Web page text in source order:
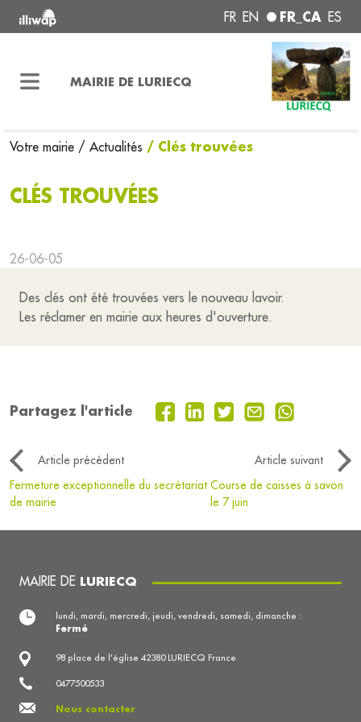
FR EN FR_CA ES
MAIRIE DE LURIECQ
Votre mairie / Actualités / Clés trouvées
CLÉS TROUVÉES
26-06-05
Des clés ont été trouvées vers le nouveau lavoir.
Les réclamer en mairie aux heures d'ouverture.
Partagez l'article
Article précédent
Article suivant
Fermeture exceptionnelle du secrétariat
de mairie
Course de caisses à savon
le 7 juin
MAIRIE DE LURIECQ
98 place de l'église 42380 LURIECQ France
0477500533
Nous contacter
lundi, mardi, mercredi, jeudi, vendredi, samedi, dimanche :
Fermé